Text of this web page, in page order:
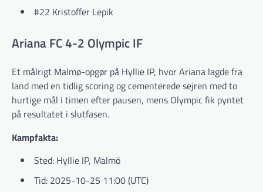
#22 Kristoffer Lepik
Ariana FC 4-2 Olympic IF
Et målrigt Malmø-opgør på Hyllie IP, hvor Ariana lagde fra
land med en tidlig scoring og cementerede sejren med to
hurtige mål i timen efter pausen, mens Olympic fik pyntet
på resultatet i slutfasen.
Kampfakta:
Sted: Hyllie IP, Malmö
Tid: 2025-10-25 11:00 (UTC)